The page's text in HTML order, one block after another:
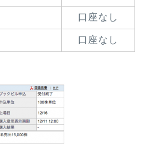
口座なし
口座なし